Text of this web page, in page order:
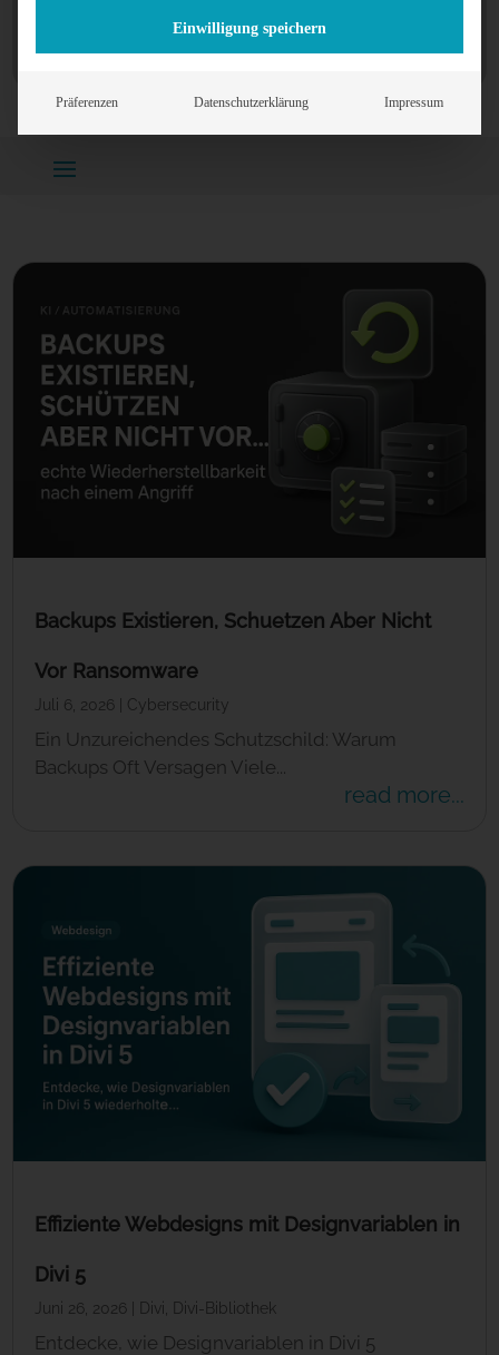
Backups Existieren, Schuetzen Aber Nicht
Vor Ransomware
Juli 6, 2026 Cybersecurity
Ein Unzureichendes Schutzschild: Warum
Backups Oft Versagen Viele...
read more...
Effiziente Webdesigns mit Designvariablen in
Divi 5
Juni 26, 2026 Divi Divi-Bibliothek
Entdecke, wie Designvariablen in Divi 5
Einwilligung speichern
Präferenzen Datenschutzerklärung Impressum